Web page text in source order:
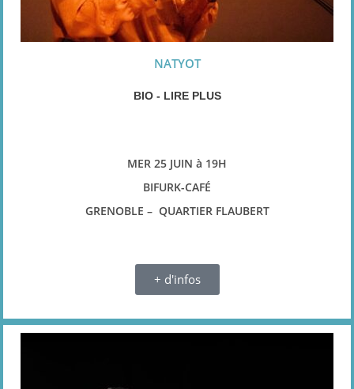
NATYOT
BIO - LIRE PLUS
MER 25 JUIN à 19H
BIFURK-CAFÉ
GRENOBLE – QUARTIER FLAUBERT
+ d'infos